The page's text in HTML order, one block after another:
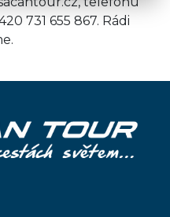
731 655 867. Rádi